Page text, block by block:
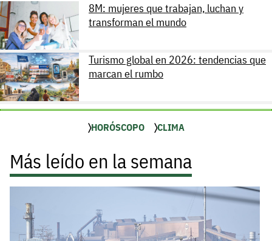
8M: mujeres que trabajan, luchan y
transforman el mundo
Turismo global en 2026: tendencias que
marcan el rumbo
HORÓSCOPO CLIMA
Más leído en la semana